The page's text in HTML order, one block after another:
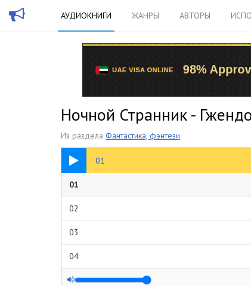
АУДИОКНИГИ ЖАНРЫ АВТОРЫ
Ночной Странник -
Из раздела Фантастика, фэнтези
01
1:37:13
01
02
03
04
05